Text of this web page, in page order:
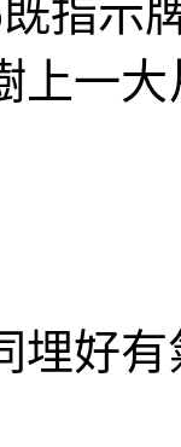
指示
上一
埋好有